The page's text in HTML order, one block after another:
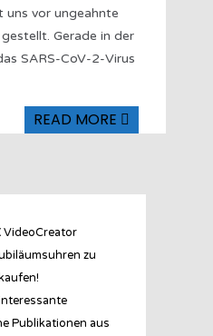
uns vor ungeahnte
Gerade in der
SARS-CoV-2-Virus
READ MORE